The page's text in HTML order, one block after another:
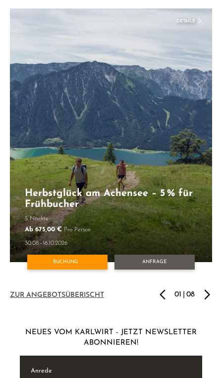
DETAILS
Herbstglück am Achensee – 5 % für
Frühbucher
5 Nächte
Ab 675,00 €Pro Person
30.08.–16.10.2026
BUCHUNG ANFRAGE
01 08
ZUR ANGEBOTSÜBERISCHT
NEUES VOM KARLWIRT - JETZT NEWSLETTER
ABONNIEREN!
Anrede